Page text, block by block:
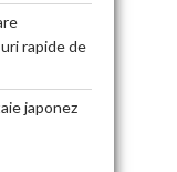
rapide de
japonez